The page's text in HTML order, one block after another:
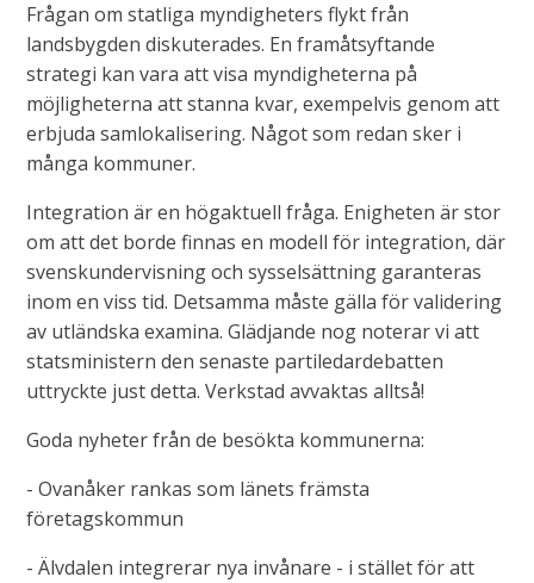
Frågan om statliga myndigheters flykt från
landsbygden diskuterades. En framåtsyftande
strategi kan vara att visa myndigheterna på
möjligheterna att stanna kvar, exempelvis genom att
erbjuda samlokalisering. Något som redan sker i
många kommuner.
Integration är en högaktuell fråga. Enigheten är stor
om att det borde finnas en modell för integration, där
svenskundervisning och sysselsättning garanteras
inom en viss tid. Detsamma måste gälla för validering
av utländska examina. Glädjande nog noterar vi att
statsministern den senaste partiledardebatten
uttryckte just detta. Verkstad avvaktas alltså!
Goda nyheter från de besökta kommunerna:
- Ovanåker rankas som länets främsta
företagskommun
- Älvdalen integrerar nya invånare - i stället för att